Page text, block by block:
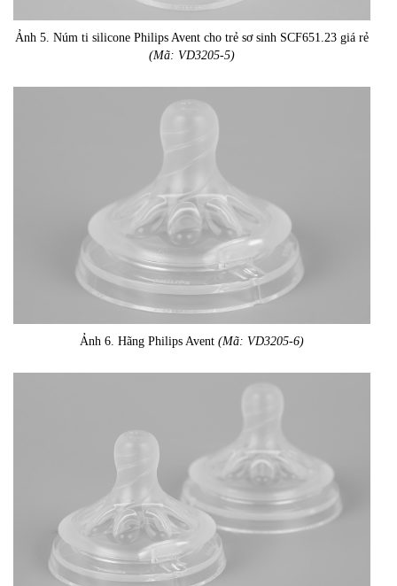
Ảnh 5. Núm ti silicone Philips Avent cho trẻ sơ sinh SCF651.23 giá rẻ
(Mã: VD3205-5)
Ảnh 6. Hãng Philips Avent (Mã: VD3205-6)